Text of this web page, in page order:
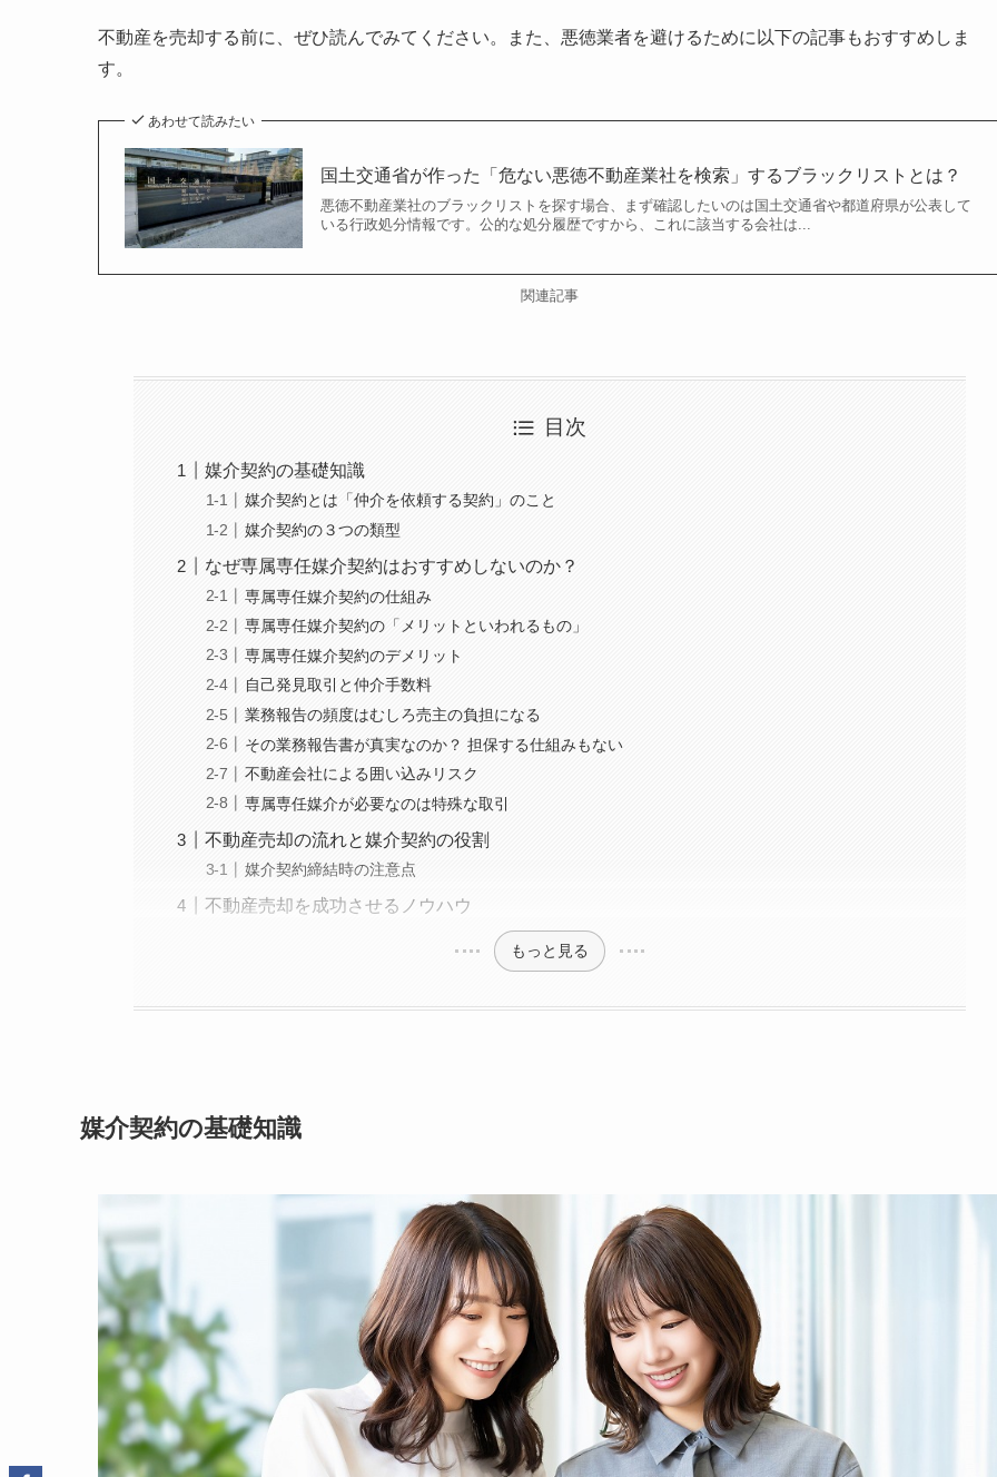
不動産を売却する前に、ぜひ読んでみてください。また、悪徳業者を避けるために以下の記事もおすすめしま
す。
あわせて読みたい
国土交通省が作った「危ない悪徳不動産業社を検索」するブラックリストとは？
悪徳不動産業社のブラックリストを探す場合、まず確認したいのは国土交通省や都道府県が公表して
いる行政処分情報です。公的な処分履歴ですから、これに該当する会社は...
関連記事
目次
媒介契約の基礎知識
媒介契約とは「仲介を依頼する契約」のこと
媒介契約の３つの類型
なぜ専属専任媒介契約はおすすめしないのか？
専属専任媒介契約の仕組み
専属専任媒介契約の「メリットといわれるもの」
専属専任媒介契約のデメリット
自己発見取引と仲介手数料
業務報告の頻度はむしろ売主の負担になる
その業務報告書が真実なのか？ 担保する仕組みもない
不動産会社による囲い込みリスク
専属専任媒介が必要なのは特殊な取引
不動産売却の流れと媒介契約の役割
媒介契約締結時の注意点
不動産売却を成功させるノウハウ
もっと見る
媒介契約の基礎知識